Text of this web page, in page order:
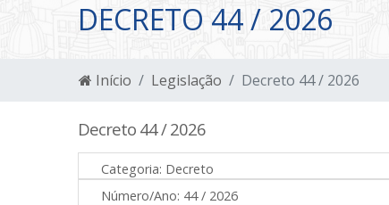
DECRETO 44 / 2026
Início Legislação Decreto 44 / 2026
Decreto 44 / 2026
Categoria: Decreto
Número/Ano: 44 / 2026